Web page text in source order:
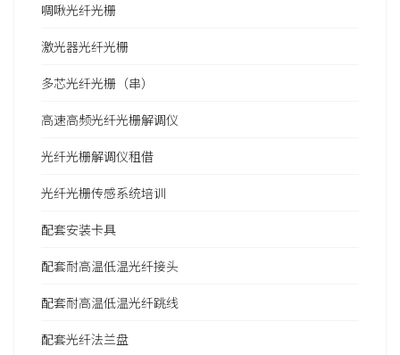
啁啾光纤光栅
激光器光纤光栅
多芯光纤光栅（串）
高速高频光纤光栅解调仪
光纤光栅解调仪租借
光纤光栅传感系统培训
配套安装卡具
配套耐高温低温光纤接头
配套耐高温低温光纤跳线
配套光纤法兰盘